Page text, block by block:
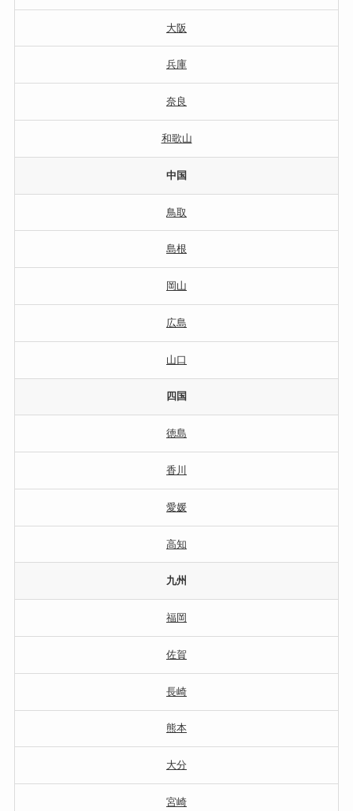
大阪
兵庫
奈良
和歌山
中国
鳥取
島根
岡山
広島
山口
四国
徳島
香川
愛媛
高知
九州
福岡
佐賀
長崎
熊本
大分
宮崎